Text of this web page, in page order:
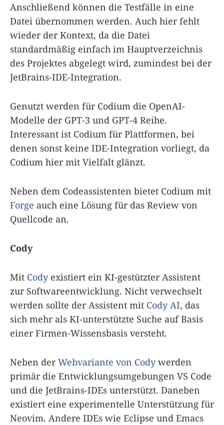
Anschließend können die Testfälle in eine
Datei übernommen werden. Auch hier fehlt
wieder der Kontext, da die Datei
standardmäßig einfach im Hauptverzeichnis
des Projektes abgelegt wird, zumindest bei der
JetBrains-IDE-Integration.
Genutzt werden für Codium die OpenAI-
Modelle der GPT-3 und GPT-4 Reihe.
Interessant ist Codium für Plattformen, bei
denen sonst keine IDE-Integration vorliegt, da
Codium hier mit Vielfalt glänzt.
Neben dem Codeassistenten bietet Codium mit
Forge auch eine Lösung für das Review von
Quellcode an.
Cody
Mit Cody existiert ein KI-gestützter Assistent
zur Softwareentwicklung. Nicht verwechselt
werden sollte der Assistent mit Cody AI, das
sich mehr als KI-unterstützte Suche auf Basis
einer Firmen-Wissensbasis versteht.
Neben derWebvariante von Cody werden
primär die Entwicklungsumgebungen VS Code
und die JetBrains-IDEs unterstützt. Daneben
existiert eine experimentelle Unterstützung für
Neovim. Andere IDEs wie Eclipse und Emacs